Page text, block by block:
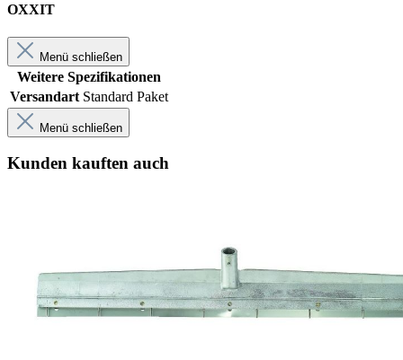
OXXIT
Menü schließen
Weitere Spezifikationen
Versandart Standard Paket
Menü schließen
Kunden kauften auch